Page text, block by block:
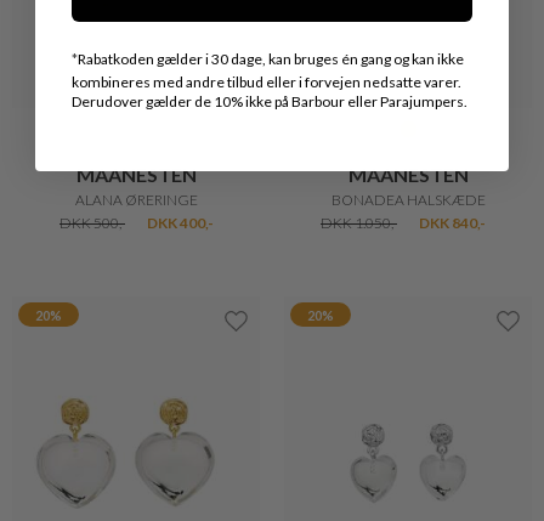
MAANESTEN
ALANA ØRERINGE
DKK 500,-
DKK 400,-
MAANESTEN
BONADEA HALSKÆDE
DKK 1.050,-
DKK 840,-
20% 20%
*Rabatkoden gælder i 30 dage, kan bruges én gang og kan ikke
kombineres med andre tilbud eller i forvejen nedsatte varer.
Derudover gælder de 10% ikke på Barbour eller Parajumpers.